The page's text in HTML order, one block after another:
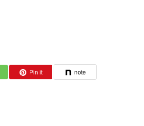
Pin it note